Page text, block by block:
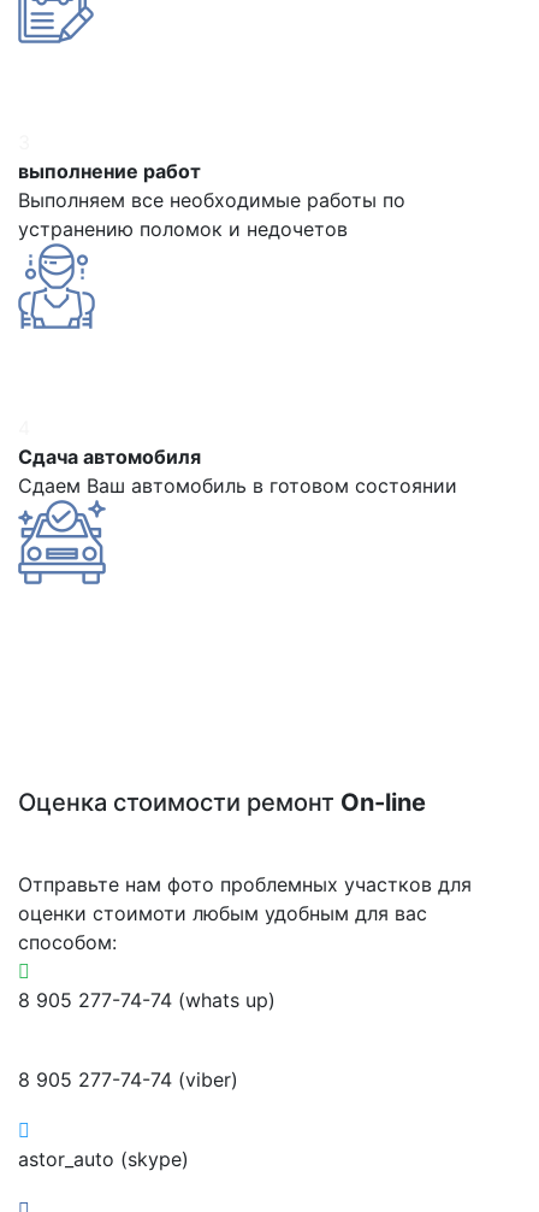
выполнение работ
Выполняем все необходимые работы по
устранению поломок и недочетов
Сдача автомобиля
Сдаем Ваш автомобиль в готовом состоянии
Оценка стоимости ремонт On-line
Отправьте нам фото проблемных участков для
оценки стоимоти любым удобным для вас
способом:
8 905 277-74-74 (whats up)
8 905 277-74-74 (viber)
astor_auto (skype)